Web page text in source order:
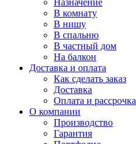
Назначение
В комнату
В нишу
В спальню
В частный дом
На балкон
Доставка и оплата
Как сделать заказ
Доставка
Оплата и рассрочка
О компании
Производство
Гарантия